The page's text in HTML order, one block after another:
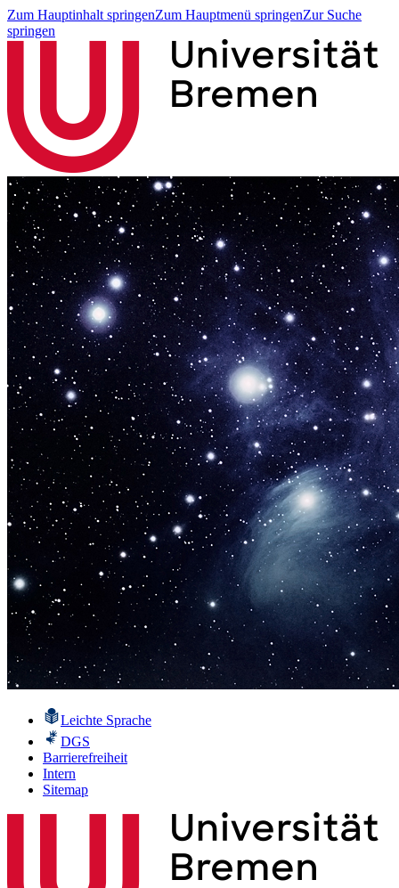
Zum Hauptinhalt springenZum Hauptmenü springenZur Suche
springen
Leichte Sprache
DGS
Barrierefreiheit
Intern
Sitemap